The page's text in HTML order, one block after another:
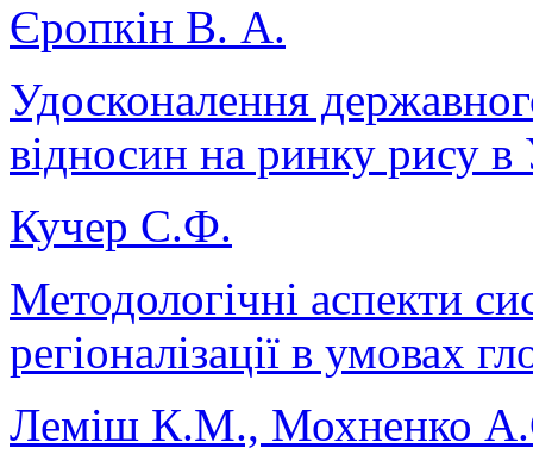
Єропкін В. А.
Удосконалення
відносин на ринку рису в
Кучер С.Ф.
Методологічні аспекти
регіоналізації в умовах
Леміш К.М., Мохненко